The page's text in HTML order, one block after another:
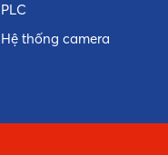
PLC
Hệ thống camera